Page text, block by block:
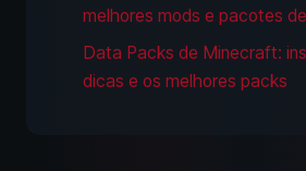
melhores mods e pacotes
Data Packs de Minecraft:
dicas e os melhores packs